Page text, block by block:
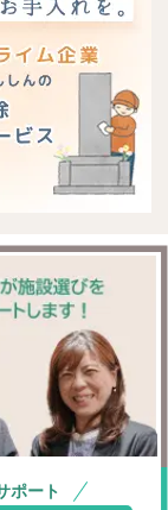
ポート